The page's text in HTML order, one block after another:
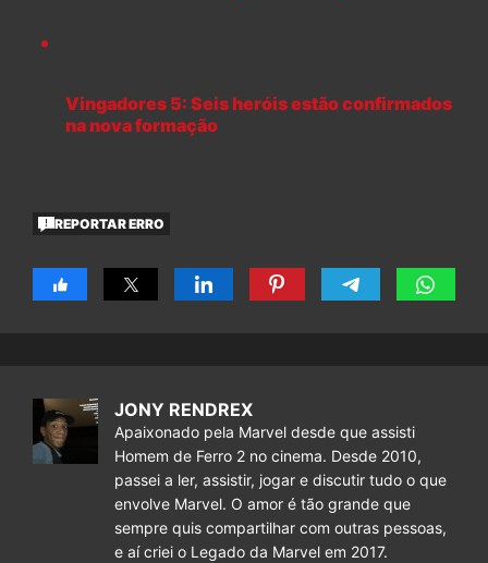
Vingadores 5: Seis heróis estão confirmados
na nova formação
REPORTAR ERRO
JONY RENDREX
Apaixonado pela Marvel desde que assisti
Homem de Ferro 2 no cinema. Desde 2010,
passei a ler, assistir, jogar e discutir tudo o que
envolve Marvel. O amor é tão grande que
sempre quis compartilhar com outras pessoas,
e aí criei o Legado da Marvel em 2017.